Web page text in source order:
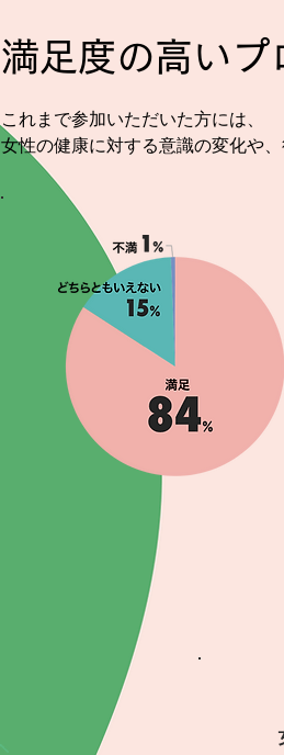
満足度の高いプ
これまで参加いただいた方には、
女性の健康に対する意識の変化や